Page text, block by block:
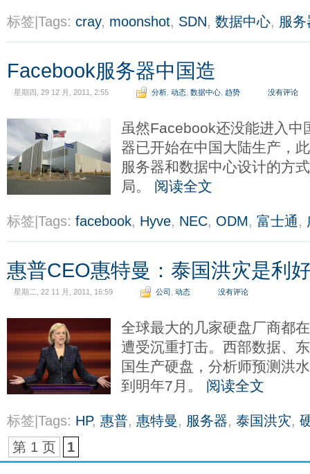
标签|Tags: cray, moonshot, SDN, 数据中心, 服务
Facebook服务器中国造
星期四, 29 12 月, 2011, 2:55 分析 动态 数据中心 趋势 没有评论
虽然Facebook还没能进入中
器已开始在中国大陆生产，
服务器和数据中心设计的方
局。 阅读全文
标签|Tags: facebook, Hyve, NEC, ODM, 富士通,
惠普CEO惠特曼：泰国洪灾是利
星期二, 22 11 月, 2011, 16:59 公司 动态 没有评论
全球最大的几家硬盘厂商都
遭受沉重打击。西部数据、
国生产硬盘，分析师预测洪
到明年7月。 阅读全文
标签|Tags: HP, 惠普, 惠特曼, 服务器, 泰国洪灾,
第 1 页
1